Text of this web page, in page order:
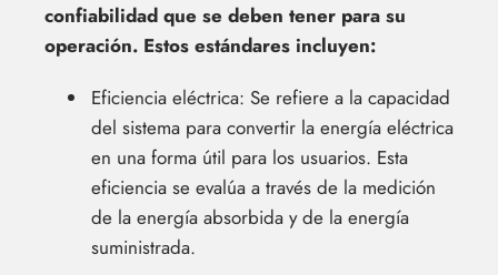
confiabilidad que se deben tener para su
operación. Estos estándares incluyen:
Eficiencia eléctrica: Se refiere a la capacidad
del sistema para convertir la energía eléctrica
en una forma útil para los usuarios. Esta
eficiencia se evalúa a través de la medición
de la energía absorbida y de la energía
suministrada.